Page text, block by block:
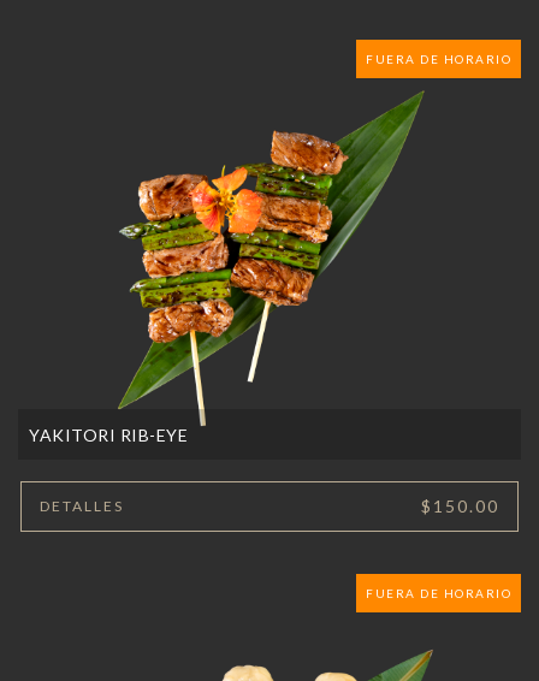
FUERA DE HORARIO
YAKITORI RIB-EYE
DETALLES $150.00
FUERA DE HORARIO